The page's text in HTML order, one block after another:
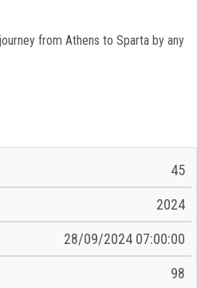
from Athens to Sparta by any
Ημερομηνία
45
2024
28/09/2024 07:00:00
98